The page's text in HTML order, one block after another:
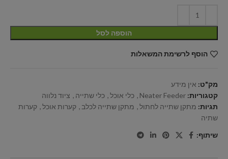
הוספה לסל
הוסף לרשימת המשאלות
מק"ט: אין מידע
קטגוריות: Neater Feeder
, כלי אוכל, כלי שתייה , ציוד נלווה
תגיות: מתקן שתייה לחתול, מתקן שתייה לכלב , קערות אוכל, קערות
שתיה
שיתוף: